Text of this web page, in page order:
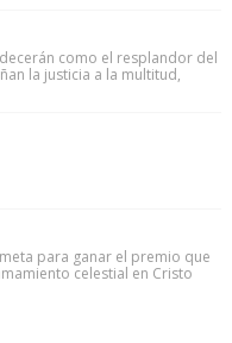
como el resplandor del
la justicia a la multitud,
para ganar el premio que
celestial en Cristo